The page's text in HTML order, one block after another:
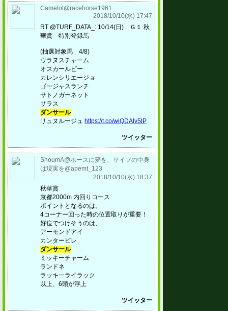
Camelot@racehorse1961
2018/10/10(水) 17:47
RT @TURF_DATA_: 10/14(日) Ｇ１ 秋
華賞 特別登録馬
(抽選対象馬 4/8)
ウラヌスチャーム
オスカールビー
カレンシリエージョ
ゴージャスランチ
サトノガーネット
サラス
ダンサール
リュヌルージュ https://t.co/wiQDAlv5lP
ツイッター
ShoumA@ホースに夢を、サイフの中身
は現実を@apemt_123
2018/10/10(水) 18:37
秋華賞
京都2000m 内回りコース
ポイントとなるのは、
4コーナー回った時の位置取りが重要！
好位でつけそうのは、
アーモンドアイ
カンタービレ
ダンサール
ミッキーチャーム
ランドネ
ラッキーライラック
以上、6頭が浮上
ツイッター